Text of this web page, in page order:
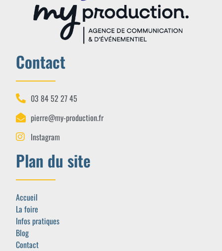
Contact
03 84 52 27 45
pierre@my-production.fr
Instagram
Plan du site
Accueil
La foire
Infos pratiques
Blog
Contact